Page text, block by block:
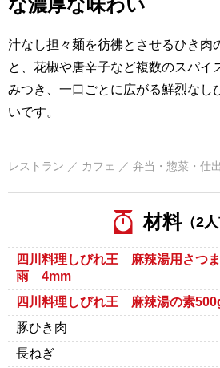
な濃厚な味わい
汁なし担々麺を彷彿とさせるひき肉
と、花椒や唐辛子など複数のスパイ
みつき、一口ごとに広がる鮮烈なし
いです。
レストラン ／ カフェ ／ 弁当・惣菜・仕
材料（2人
四川料理しびれ王 麻辣湯用さつ
雨 4mm
四川料理しびれ王 麻辣湯の素
豚ひき肉
長ねぎ